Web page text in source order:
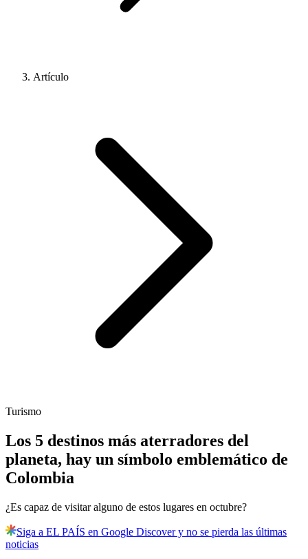
Artículo
Turismo
Los 5 destinos más aterradores del
planeta, hay un símbolo emblemático de
Colombia
¿Es capaz de visitar alguno de estos lugares en octubre?
Siga a EL PAÍS en Google Discover y no se pierda las últimas
noticias